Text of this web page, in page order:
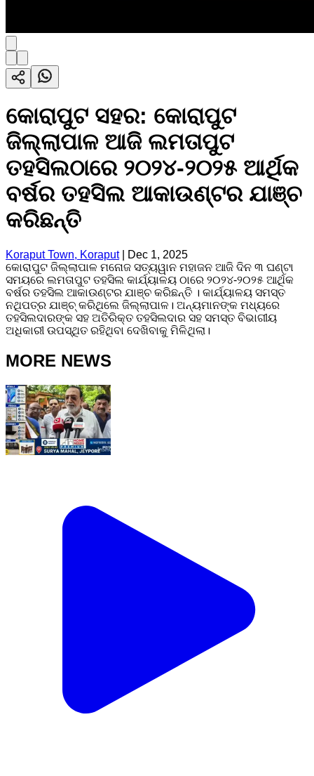
କୋରାପୁଟ ସହର: କୋରାପୁଟ
ଜିଲ୍ଲାପାଳ ଆଜି ଲମତାପୁଟ
ତହସିଲଠାରେ ୨୦୨୪-୨୦୨୫ ଆର୍ଥିକ
ବର୍ଷର ତହସିଲ ଆକାଉଣ୍ଟର ଯାଞ୍ଚ
କରିଛନ୍ତି
Koraput Town, Koraput|
Dec 1, 2025
କୋରାପୁଟ ଜିଲ୍ଲାପାଳ ମନୋଜ ସତ୍ୟୱାନ ମହାଜନ ଆଜି ଦିନ ୩ ଘଣ୍ଟା
ସମୟରେ ଲମତାପୁଟ ତହସିଲ କାର୍ଯ୍ୟାଳୟ ଠାରେ ୨୦୨୪-୨୦୨୫ ଆର୍ଥିକ
ବର୍ଷର ତହସିଲ ଆକାଉଣ୍ଟର ଯାଞ୍ଚ କରିଛନ୍ତି । କାର୍ଯ୍ୟାଳୟ ସମସ୍ତ
ନଥିପତ୍ର ଯାଞ୍ଚ୍ କରିଥିଲେ ଜିଲ୍ଲାପାଳ। ଅନ୍ୟମାନଙ୍କ ମଧ୍ୟରେ
ତହସିଲଦାରଙ୍କ ସହ ଅତିରିକ୍ତ ତହସିଲଦାର ସହ ସମସ୍ତ ବିଭାଗୀୟ
ଅଧିକାରୀ ଉପସ୍ଥିତ ରହିଥିବା ଦେଖିବାକୁ ମିଳିଥିଲା।
MORE NEWS